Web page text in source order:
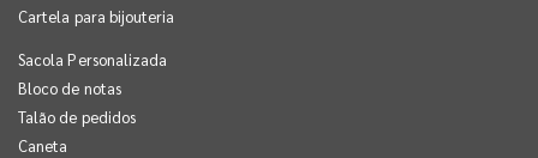
Cartela para bijouteria
Sacola Personalizada
Bloco de notas
Talão de pedidos
Caneta